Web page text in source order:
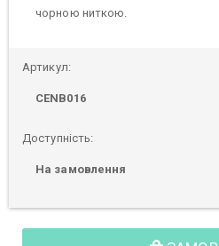
чорною ниткою.
Артикул:
CENB016
Доступність:
На замовлення